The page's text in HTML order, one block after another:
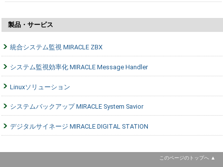
製品・サービス
統合システム監視 MIRACLE ZBX
システム監視効率化 MIRACLE Message Handler
Linuxソリューション
システムバックアップ MIRACLE System Savior
デジタルサイネージ MIRACLE DIGITAL STATION
このページのトップへ